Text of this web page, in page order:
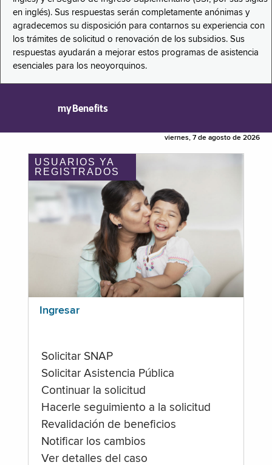
en inglés). Sus respuestas serán completamente anónimas y
agradecemos su disposición para contarnos su experiencia con
los trámites de solicitud o renovación de los subsidios. Sus
respuestas ayudarán a mejorar estos programas de asistencia
esenciales para los neoyorquinos.
myBenefits
viernes, 7 de agosto de 2026
USUARIOS YA
REGISTRADOS
Ingresar
Solicitar SNAP
Solicitar Asistencia Pública
Continuar la solicitud
Hacerle seguimiento a la solicitud
Revalidación de beneficios
Notificar los cambios
Ver detalles del caso